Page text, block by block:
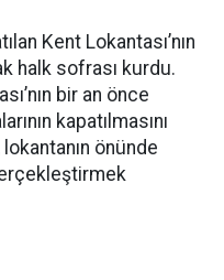
Kent Lokantası’nın
halk sofrası kurdu.
bir an önce
kapatılmasını
önünde